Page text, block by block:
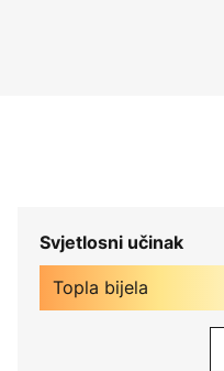
Svjetlosni učinak
Topla bijela